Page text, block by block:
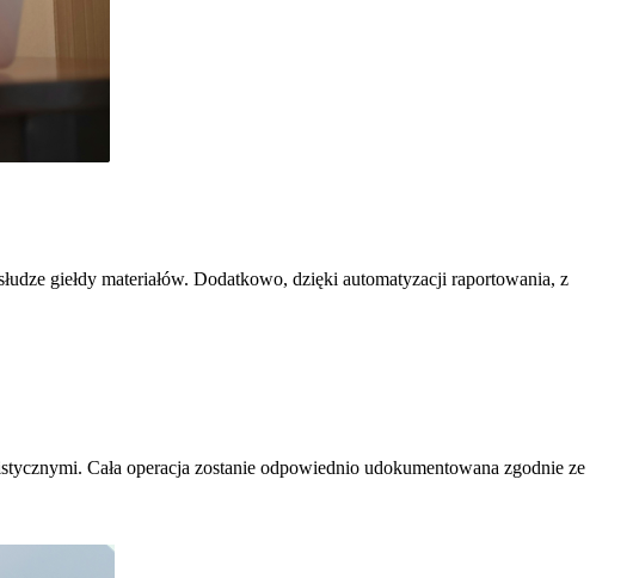
giełdy materiałów. Dodatkowo, dzięki automatyzacji raportowania, z
Cała operacja zostanie odpowiednio udokumentowana zgodnie ze